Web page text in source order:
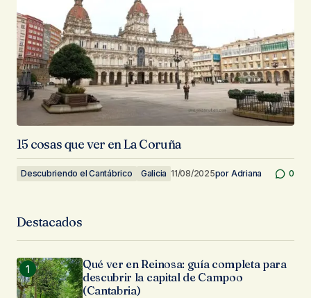
15 cosas que ver en La Coruña
Descubriendo el Cantábrico Galicia 11/08/2025por Adriana 0
Destacados
Qué ver en Reinosa: guía completa para
descubrir la capital de Campoo
(Cantabria)